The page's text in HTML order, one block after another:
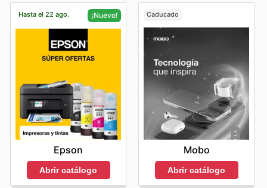
Hasta el 22 ago. ¡Nuevo!
Epson
Abrir catálogo
Caducado
Mobo
Abrir catálogo